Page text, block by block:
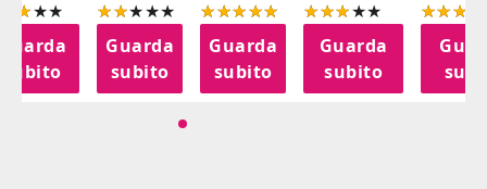
subito
Guarda
subito
Guarda
subito
Guarda
subito